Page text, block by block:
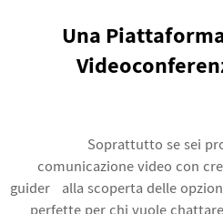
Una
Soprattutto se sei
comunicazione video con
guiderò alla scoperta delle